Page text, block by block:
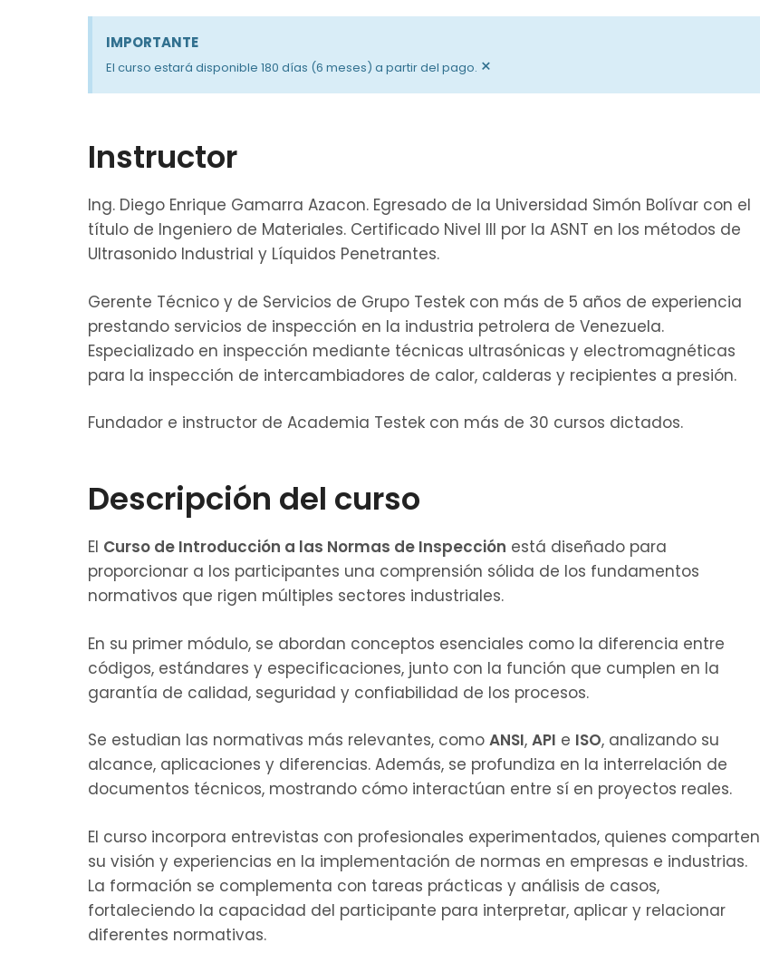
IMPORTANTE
El curso estará disponible 180 días (6 meses) a partir del pago. ×
Instructor
Ing. Diego Enrique Gamarra Azacon. Egresado de la Universidad Simón Bolívar con el
título de Ingeniero de Materiales. Certificado Nivel III por la ASNT en los métodos de
Ultrasonido Industrial y Líquidos Penetrantes.
Gerente Técnico y de Servicios de Grupo Testek con más de 5 años de experiencia
prestando servicios de inspección en la industria petrolera de Venezuela.
Especializado en inspección mediante técnicas ultrasónicas y electromagnéticas
para la inspección de intercambiadores de calor, calderas y recipientes a presión.
Fundador e instructor de Academia Testek con más de 30 cursos dictados.
Descripción del curso
El Curso de Introducción a las Normas de Inspección está diseñado para
proporcionar a los participantes una comprensión sólida de los fundamentos
normativos que rigen múltiples sectores industriales.
En su primer módulo, se abordan conceptos esenciales como la diferencia entre
códigos, estándares y especificaciones, junto con la función que cumplen en la
garantía de calidad, seguridad y confiabilidad de los procesos.
Se estudian las normativas más relevantes, como ANSI, API e ISO, analizando su
alcance, aplicaciones y diferencias. Además, se profundiza en la interrelación de
documentos técnicos, mostrando cómo interactúan entre sí en proyectos reales.
El curso incorpora entrevistas con profesionales experimentados, quienes comparten
su visión y experiencias en la implementación de normas en empresas e industrias.
La formación se complementa con tareas prácticas y análisis de casos,
fortaleciendo la capacidad del participante para interpretar, aplicar y relacionar
diferentes normativas.